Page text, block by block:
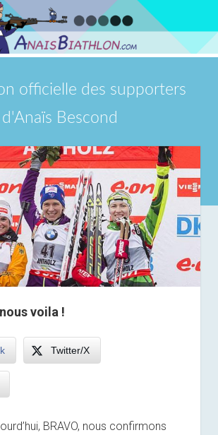
officielle des supporters
d'Anaïs Bescond
voila !
Twitter/X
BRAVO, nous confirmons